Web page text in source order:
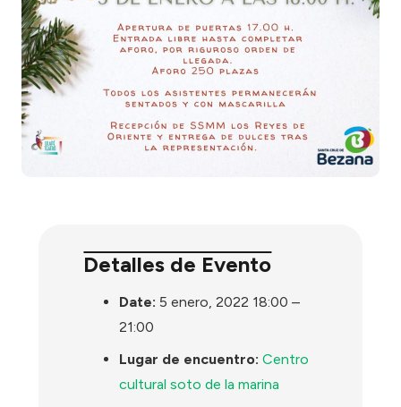
Detalles de Evento
Date: 5 enero, 2022 18:00 –
21:00
Lugar de encuentro: Centro
cultural soto de la marina